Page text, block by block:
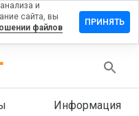
Информация
и
сайта, вы
файлов
ПРИНЯТЬ